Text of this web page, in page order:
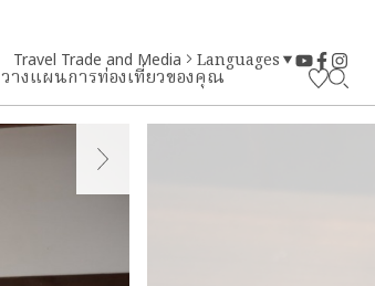
วางแผนการท่องเที่ยวของคุณ
Travel Trade and Media Languages